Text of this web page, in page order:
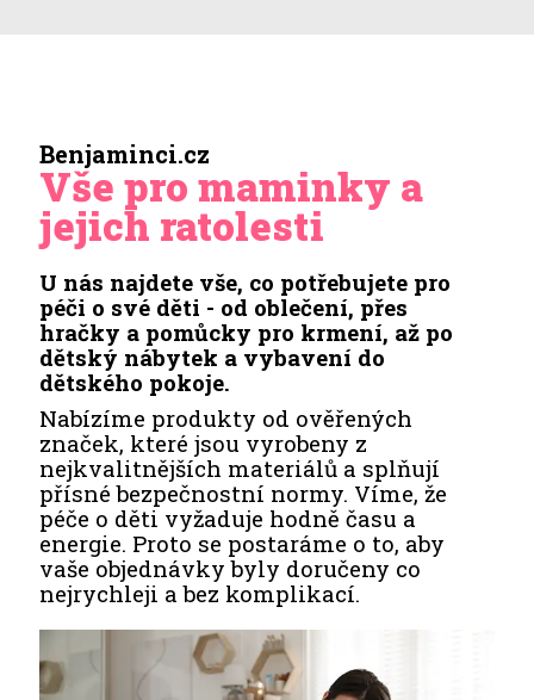
Benjaminci.cz
Vše pro maminky a
jejich ratolesti
U nás najdete vše, co potřebujete pro
péči o své děti - od oblečení, přes
hračky a pomůcky pro krmení, až po
dětský nábytek a vybavení do
dětského pokoje.
Nabízíme produkty od ověřených
značek, které jsou vyrobeny z
nejkvalitnějších materiálů a splňují
přísné bezpečnostní normy. Víme, že
péče o děti vyžaduje hodně času a
energie. Proto se postaráme o to, aby
vaše objednávky byly doručeny co
nejrychleji a bez komplikací.